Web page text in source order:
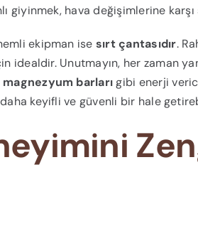
giyinmek, hava değişimlerine karşı
ekipman ise sırt çantasıdır.
idealdir. Unutmayın, her zaman
magnezyum barlarıgibi enerji
keyifli ve güvenli bir hale